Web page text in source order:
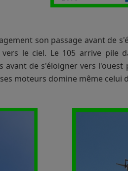
son passage avant de
le ciel. Le 105 arrive pile
avant de s'éloigner vers
moteurs domine même celui